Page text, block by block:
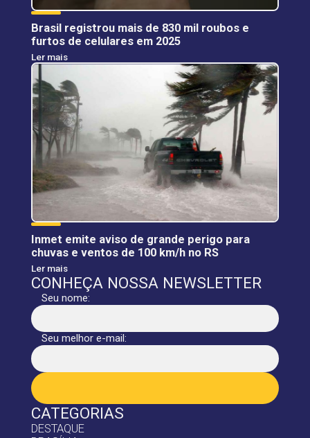
CATEGORIAS
DESTAQUE
Brasil registrou mais de 830 mil roubos e
furtos de celulares em 2025
Ler mais
Inmet emite aviso de grande perigo para
chuvas e ventos de 100 km/h no RS
Ler mais
CONHEÇA NOSSA NEWSLETTER
Seu nome:
Seu melhor e-mail: